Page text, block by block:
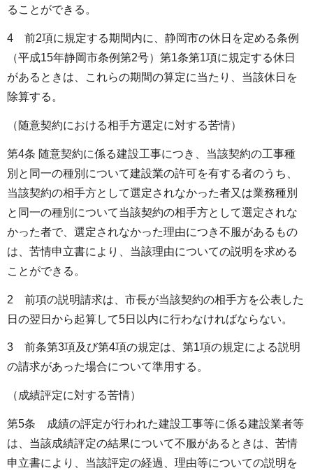
ることができる。
4 前2項に規定する期間内に、静岡市の休日を定める条例
（平成15年静岡市条例第2号）第1条第1項に規定する休日
があるときは、これらの期間の算定に当たり、当該休日を
除算する。
（随意契約における相手方選定に対する苦情）
第4条 随意契約に係る建設工事につき、当該契約の工事種
別と同一の種別について建設業の許可を有する者のうち、
当該契約の相手方として選定されなかった者又は業務種別
と同一の種別について当該契約の相手方として選定されな
かった者で、選定されなかった理由につき不服があるもの
は、苦情申立書により、当該理由についての説明を求める
ことができる。
2 前項の説明請求は、市長が当該契約の相手方を公表した
日の翌日から起算して5日以内に行わなければならない。
3 前条第3項及び第4項の規定は、第1項の規定による説明
の請求があった場合について準用する。
（成績評定に対する苦情）
第5条 成績の評定が行われた建設工事等に係る建設業者等
は、当該成績評定の結果について不服があるときは、苦情
申立書により、当該評定の経過、理由等についての説明を